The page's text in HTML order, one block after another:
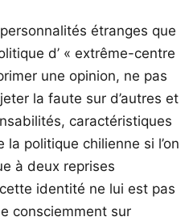
étranges que
d’ « extrême-centre
une opinion, ne pas
la faute sur d’autres et
caractéristiques
politique chilienne si l’on
à deux reprises
identité ne lui est pas
consciemment sur